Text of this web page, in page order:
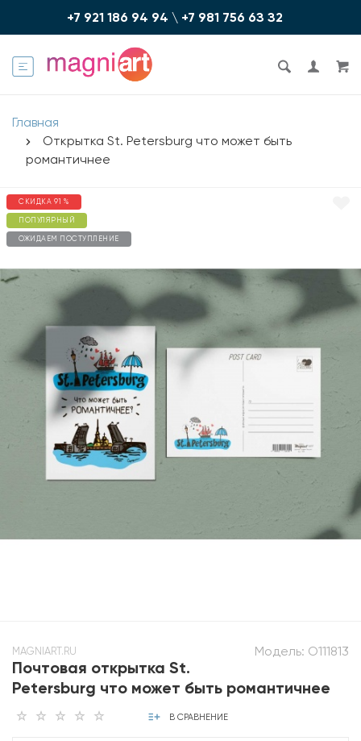
+7 921 186 94 94 \ +7 981 756 6З З2
Главная
Открытка St. Petersburg что может быть
романтичнее
СКИДКА 91 %
ПОПУЛЯРНЫЙ
ОЖИДАЕМ ПОСТУПЛЕНИЕ
Модель: O111813
MAGNIART.RU
Почтовая открытка St.
Petersburg что может быть романтичнее
В СРАВНЕНИЕ